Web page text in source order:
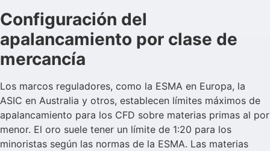
Configuración del
apalancamiento por clase de
mercancía
Los marcos reguladores, como la ESMA en Europa, la
ASIC en Australia y otros, establecen límites máximos de
apalancamiento para los CFD sobre materias primas al por
menor. El oro suele tener un límite de 1:20 para los
minoristas según las normas de la ESMA. Las materias